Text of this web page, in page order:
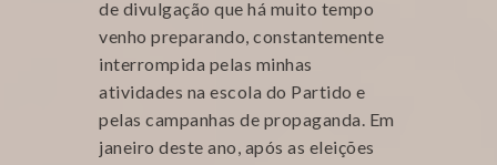
de divulgação que há muito tempo
venho preparando, constantemente
interrompida pelas minhas
atividades na escola do Partido e
pelas campanhas de propaganda. Em
janeiro deste ano, após as eleições